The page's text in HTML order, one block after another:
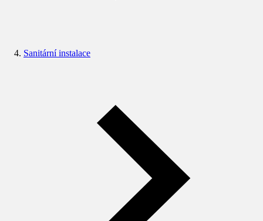
Sanitární instalace